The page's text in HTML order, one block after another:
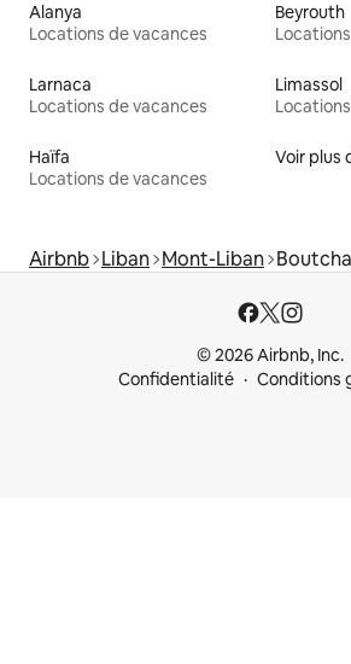
Alanya
Locations de vacances
Beyrouth
Larnaca
Locations de vacances
Limassol
Haïfa
Locations de vacances
Voir plus
Airbnb Liban Mont-Liban
© 2026 Airbnb, Inc.
Confidentialité
Conditions